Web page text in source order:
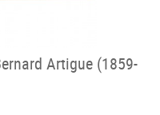
Artigue (1859-